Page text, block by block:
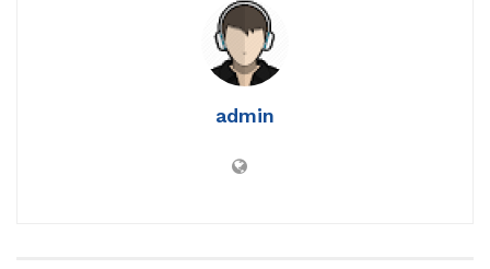
admin